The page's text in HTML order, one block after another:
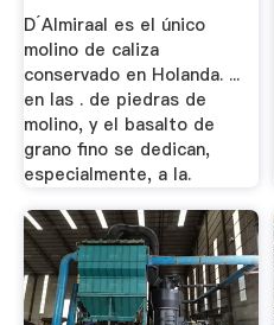
D´Almiraal es el único
molino de caliza
conservado en Holanda. ...
en las . de piedras de
molino, y el basalto de
grano fino se dedican,
especialmente, a la.